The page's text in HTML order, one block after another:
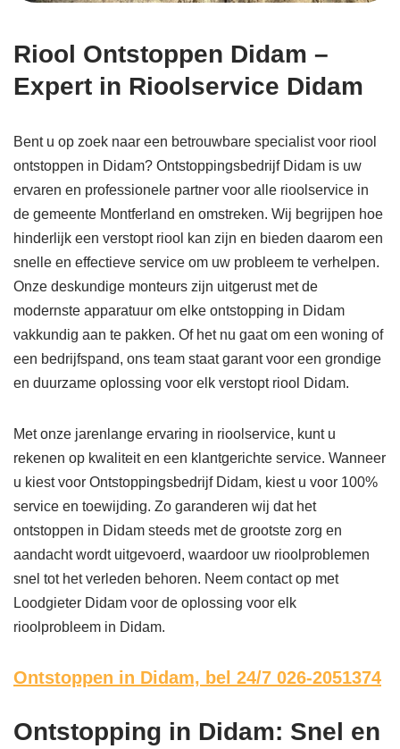
Riool Ontstoppen Didam –
Expert in Rioolservice Didam
Bent u op zoek naar een betrouwbare specialist voor riool
ontstoppen in Didam? Ontstoppingsbedrijf Didam is uw
ervaren en professionele partner voor alle rioolservice in
de gemeente Montferland en omstreken. Wij begrijpen hoe
hinderlijk een verstopt riool kan zijn en bieden daarom een
snelle en effectieve service om uw probleem te verhelpen.
Onze deskundige monteurs zijn uitgerust met de
modernste apparatuur om elke ontstopping in Didam
vakkundig aan te pakken. Of het nu gaat om een woning of
een bedrijfspand, ons team staat garant voor een grondige
en duurzame oplossing voor elk verstopt riool Didam.
Met onze jarenlange ervaring in rioolservice, kunt u
rekenen op kwaliteit en een klantgerichte service. Wanneer
u kiest voor Ontstoppingsbedrijf Didam, kiest u voor 100%
service en toewijding. Zo garanderen wij dat het
ontstoppen in Didam steeds met de grootste zorg en
aandacht wordt uitgevoerd, waardoor uw rioolproblemen
snel tot het verleden behoren. Neem contact op met
Loodgieter Didam voor de oplossing voor elk
rioolprobleem in Didam.
Ontstoppen in Didam, bel 24/7 026-2051374
Ontstopping in Didam: Snel en